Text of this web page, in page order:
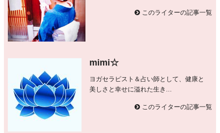
このライターの記事一覧
mimi☆
ヨガセラピスト＆占い師として、健康と
美しさと幸せに溢れた生き...
このライターの記事一覧